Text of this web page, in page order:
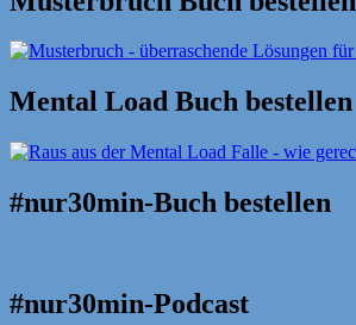
Mental Load Buch bestellen
#nur30min-Buch bestellen
#nur30min-Podcast